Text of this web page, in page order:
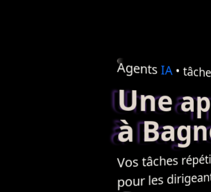
AgentsIA•
Une
à
Vos tâches
pour les